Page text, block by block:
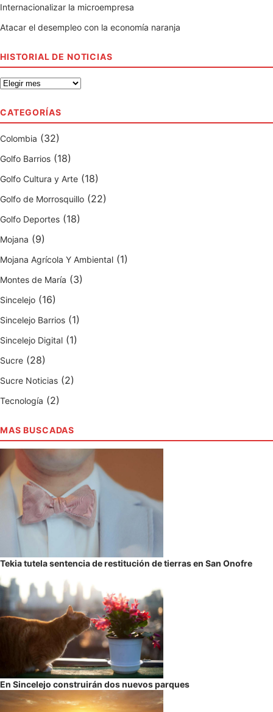
Internacionalizar la microempresa
Atacar el desempleo con la economía naranja
HISTORIAL DE NOTICIAS
H
s
o
r
i
l
d
e
o
t
i
i
a
s
CATEGORÍAS
Colombia (32)
Golfo Barrios (18)
Golfo Cultura y Arte (18)
Golfo de Morrosquillo (22)
Golfo Deportes (18)
Mojana (9)
Mojana Agrícola Y Ambiental (1)
Montes de María (3)
Sincelejo (16)
Sincelejo Barrios (1)
Sincelejo Digital (1)
Sucre (28)
Sucre Noticias (2)
Tecnología (2)
MAS BUSCADAS
Tekia tutela sentencia de restitución de tierras en San Onofre
En Sincelejo construirán dos nuevos parques